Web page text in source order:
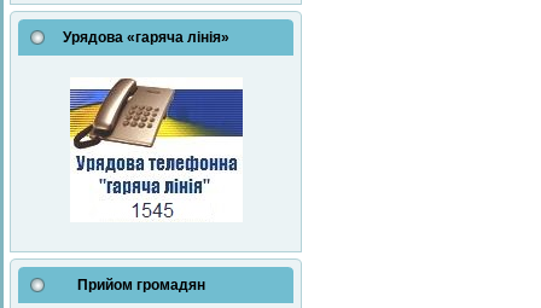
Урядова «гаряча лінія»
Прийом громадян